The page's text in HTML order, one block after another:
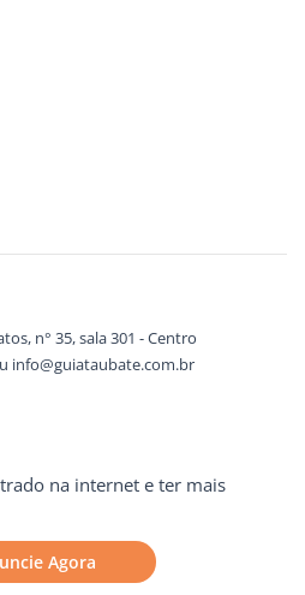
n° 35, sala 301 - Centro
info@guiataubate.com.br
na internet e ter mais
Agora